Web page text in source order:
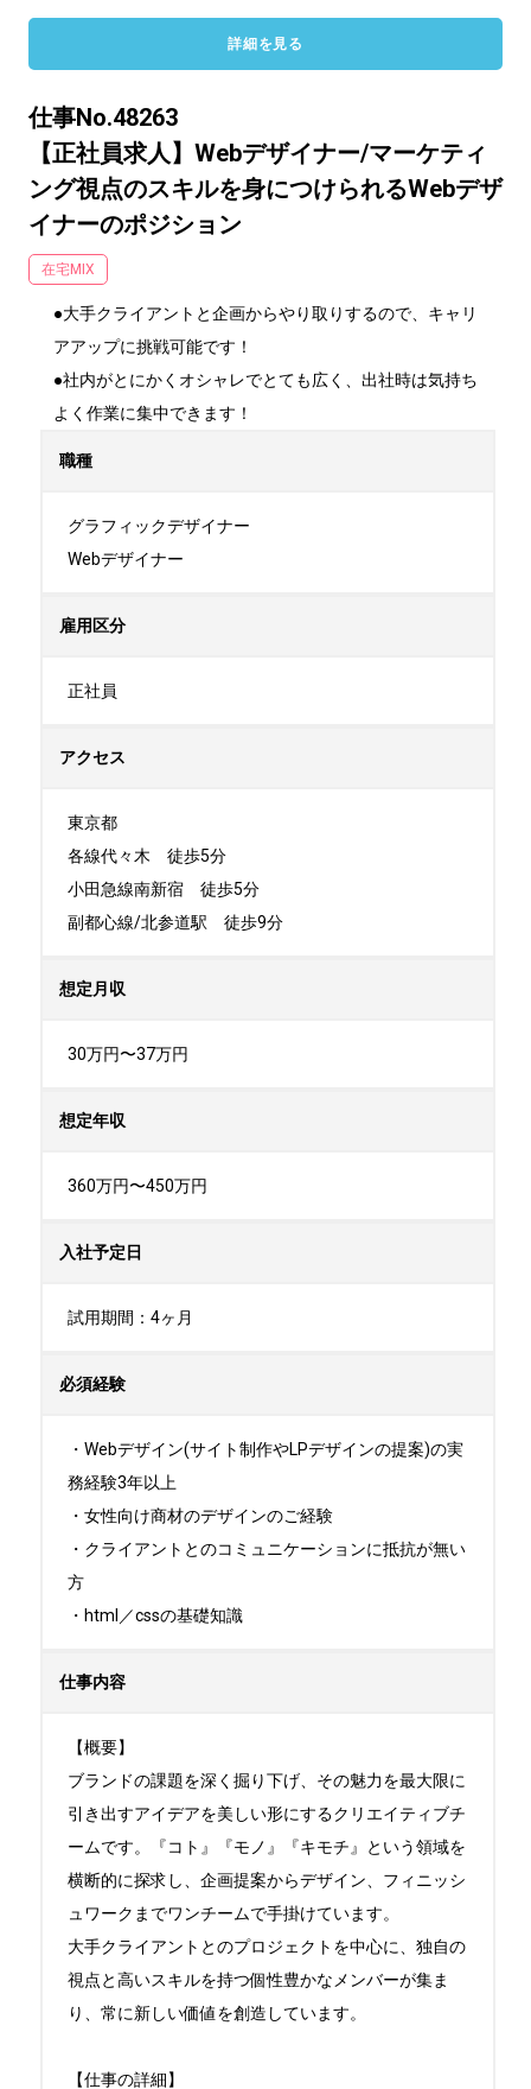
詳細を見る
仕事No.48263
【正社員求人】Webデザイナー/マーケティ
ング視点のスキルを身につけられるWebデザ
イナーのポジション
在宅MIX
●大手クライアントと企画からやり取りするので、キャリ
アアップに挑戦可能です！
●社内がとにかくオシャレでとても広く、出社時は気持ち
よく作業に集中できます！
職種
グラフィックデザイナー
Webデザイナー
雇用区分
正社員
アクセス
東京都
各線代々木　徒歩5分
小田急線南新宿　徒歩5分
副都心線/北参道駅　徒歩9分
想定月収
30万円〜37万円
想定年収
360万円〜450万円
入社予定日
試用期間：4ヶ月
必須経験
・Webデザイン(サイト制作やLPデザインの提案)の実
務経験3年以上
・女性向け商材のデザインのご経験
・クライアントとのコミュニケーションに抵抗が無い
方
・html／cssの基礎知識
仕事内容
【概要】
ブランドの課題を深く掘り下げ、その魅力を最大限に
引き出すアイデアを美しい形にするクリエイティブチ
ームです。『コト』『モノ』『キモチ』という領域を
横断的に探求し、企画提案からデザイン、フィニッシ
ュワークまでワンチームで手掛けています。
大手クライアントとのプロジェクトを中心に、独自の
視点と高いスキルを持つ個性豊かなメンバーが集ま
り、常に新しい価値を創造しています。
【仕事の詳細】